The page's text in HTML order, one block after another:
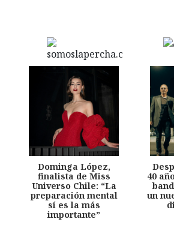
Dominga López,
finalista de Miss
Universo Chile: “La
preparación mental
sí es la más
importante”
40
un